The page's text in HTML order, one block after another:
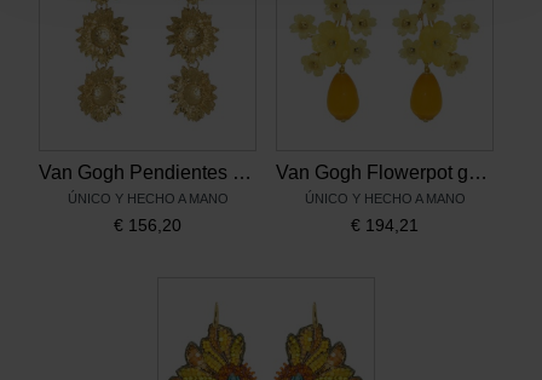
Van Gogh Pendientes 3 girasoles bañados en oro, de Miccy’s
ÚNICO Y HECHO A MANO
€ 156,20
Van Gogh Flowerpot gemstone pendientes Los Girasoles, de Miccy’s
ÚNICO Y HECHO A MANO
€ 194,21